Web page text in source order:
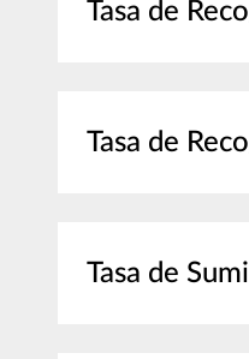
Tasa de
Tasa de
Tasa de